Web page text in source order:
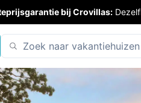
bij Crovillas: